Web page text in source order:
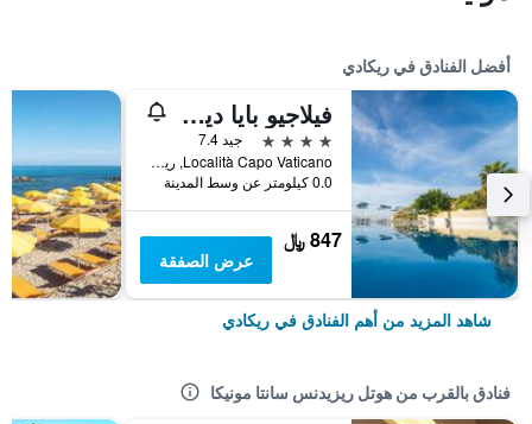
أفضل الفنادق في ريكادي
فيلاجيو بايا ديركول
4 نجوم
جيد 7.4
Località Capo Vaticano, ريكادي, كالابريا, إيطاليا
0.0 كيلومتر عن وسط المدينة
847 ﷼
عرض الصفقة
شاهد المزيد من أهم الفنادق في ريكادي
فنادق بالقرب من هوتل ريزيدنس سانتا مونيكا